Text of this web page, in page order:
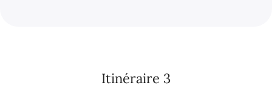
Itinéraire 3